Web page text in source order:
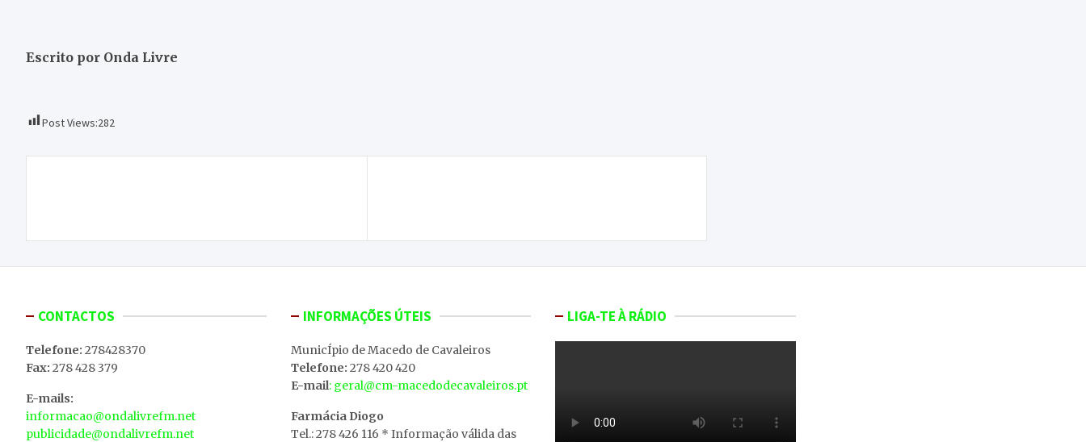
Escrito por Onda Livre
Post Views:282
artigos
CONTACTOS
Telefone: 278428370
Fax: 278 428 379
E-mails:
informacao@ondalivrefm.net
publicidade@ondalivrefm.net
INFORMAÇÕES ÚTEIS
MunicÍpio de Macedo de Cavaleiros
Telefone: 278 420 420
E-mail: geral@cm-macedodecavaleiros.pt
Farmácia Diogo
Tel.: 278 426 116 * Informação válida das
LIGA-TE À RÁDIO